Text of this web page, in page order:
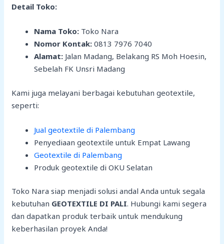
Detail Toko:
Nama Toko: Toko Nara
Nomor Kontak: 0813 7976 7040
Alamat: Jalan Madang, Belakang RS Moh Hoesin,
Sebelah FK Unsri Madang
Kami juga melayani berbagai kebutuhan geotextile,
seperti:
Jual geotextile di Palembang
Penyediaan geotextile untuk Empat Lawang
Geotextile di Palembang
Produk geotextile di OKU Selatan
Toko Nara siap menjadi solusi andal Anda untuk segala
kebutuhan GEOTEXTILE DI PALI. Hubungi kami segera
dan dapatkan produk terbaik untuk mendukung
keberhasilan proyek Anda!